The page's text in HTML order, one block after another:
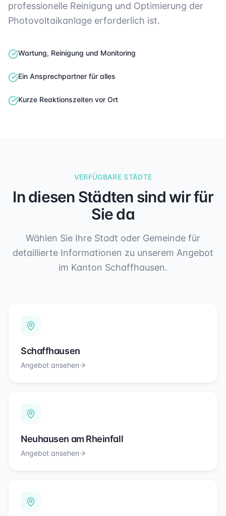
professionelle Reinigung und Optimierung der
Photovoltaikanlage erforderlich ist.
Wartung, Reinigung und Monitoring
Ein Ansprechpartner für alles
Kurze Reaktionszeiten vor Ort
VERFÜGBARE STÄDTE
In diesen Städten sind wir für
Sie da
Wählen Sie Ihre Stadt oder Gemeinde für
detaillierte Informationen zu unserem Angebot
im Kanton Schaffhausen.
Schaffhausen
Angebot ansehen
Neuhausen am Rheinfall
Angebot ansehen